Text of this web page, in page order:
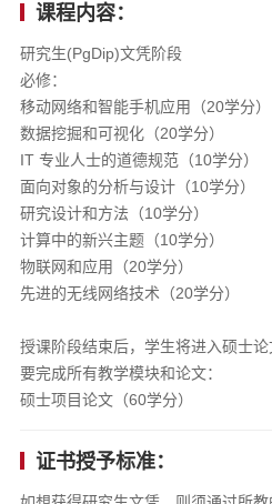
课程内容：
研究生(PgDip)文凭阶段
必修：
移动网络和智能手机应用（20学分）
数据挖掘和可视化（20学分）
IT 专业人士的道德规范（10学分）
面向对象的分析与设计（10学分）
研究设计和方法（10学分）
计算中的新兴主题（10学分）
物联网和应用（20学分）
先进的无线网络技术（20学分）
授课阶段结束后，学生将进入硕士
要完成所有教学模块和论文：
硕士项目论文（60学分）
证书授予标准：